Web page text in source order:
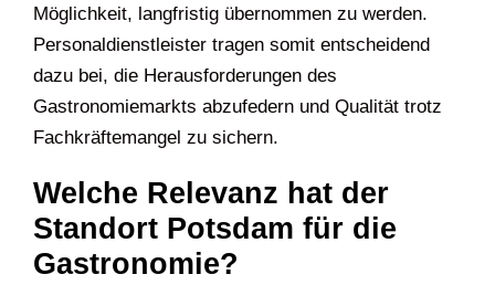
Möglichkeit, langfristig übernommen zu werden.
Personaldienstleister tragen somit entscheidend
dazu bei, die Herausforderungen des
Gastronomiemarkts abzufedern und Qualität trotz
Fachkräftemangel zu sichern.
Welche Relevanz hat der
Standort Potsdam für die
Gastronomie?